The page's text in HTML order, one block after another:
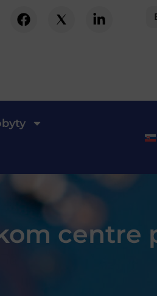
centre